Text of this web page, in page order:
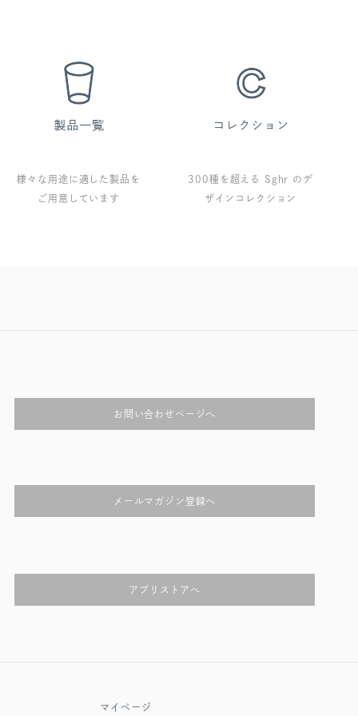
様々な用途に適した製品を
ご用意しています
300種を超える Sghr のデ
ザインコレクション
お問い合わせページへ
メールマガジン登録へ
アプリストアへ
マイページ